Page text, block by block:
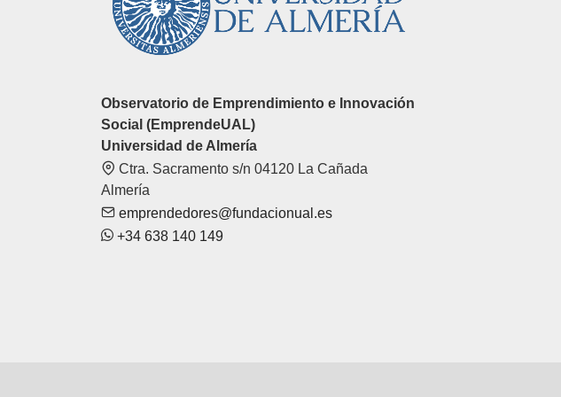
Observatorio de Emprendimiento e Innovación
Social (EmprendeUAL)
Universidad de Almería
Ctra. Sacramento s/n 04120 La Cañada
Almería
emprendedores@fundacionual.es
+34 638 140 149